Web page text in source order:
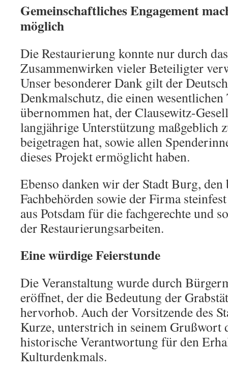
Gemeinschaftliches Engagement
möglich
Die Restaurierung konnte nur durch
Zusammenwirken vieler Beteiligter
Unser besonderer Dank gilt der
Denkmalschutz, die einen
übernommen hat, der Clausewitz-
langjährige Unterstützung maßgeblich
beigetragen hat, sowie allen
dieses Projekt ermöglicht haben.
Ebenso danken wir der Stadt Burg,
Fachbehörden sowie der Firma
aus Potsdam für die fachgerechte und
der Restaurierungsarbeiten.
Eine würdige Feierstunde
Die Veranstaltung wurde durch
eröffnet, der die Bedeutung der
hervorhob. Auch der Vorsitzende des
Kurze, unterstrich in seinem Grußwort
historische Verantwortung für den
Kulturdenkmals.